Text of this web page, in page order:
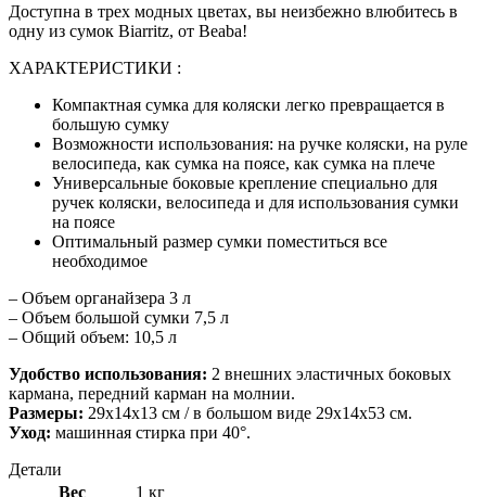
Доступна в трех модных цветах, вы неизбежно влюбитесь в
одну из сумок Biarritz, от Beaba!
ХАРАКТЕРИСТИКИ :
Компактная сумка для коляски легко превращается в
большую сумку
Возможности использования: на ручке коляски, на руле
велосипеда, как сумка на поясе, как сумка на плече
Универсальные боковые крепление специально для
ручек коляски, велосипеда и для использования сумки
на поясе
Оптимальный размер сумки поместиться все
необходимое
– Объем органайзера 3 л
– Объем большой сумки 7,5 л
– Общий объем: 10,5 л
Удобство использования: 2 внешних эластичных боковых
кармана, передний карман на молнии.
Размеры: 29х14х13 см / в большом виде 29х14х53 см.
Уход: машинная стирка при 40°.
Детали
Вес
1 кг